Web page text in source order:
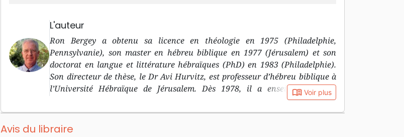
L'auteur
Ron Bergey a obtenu sa licence en théologie en 1975 (Philadelphie,
Pennsylvanie), son master en hébreu biblique en 1977 (Jérusalem) et son
doctorat en langue et littérature hébraïques (PhD) en 1983 (Philadelphie).
Son directeur de thèse, le Dr Avi Hurvitz, est professeur d’hébreu biblique à
l’Université Hébraïque de Jérusalem. Dès 1978, il a enseigné l’hébreu
biblique et l’Ancien Testament en faculté à Jérusalem, Philadelphie et
Tacoma, Washington. Dès 1992, il a été professeur d’hébreu biblique et
d’Ancien Testament à la Faculté Jean Calvin, Institut de Théologie
book_open Voir plus
Avis du libraire